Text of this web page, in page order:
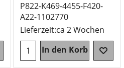
P822-K469-4455-F420-
A22-1102770
Lieferzeit:ca 2 Wochen
In den Korb